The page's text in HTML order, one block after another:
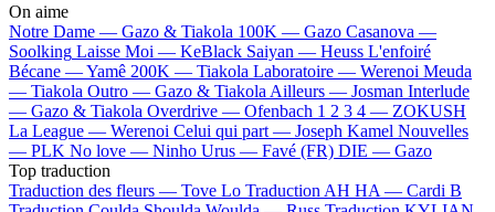
On aime
Notre Dame — Gazo & Tiakola 100K — Gazo Casanova —
Soolking Laisse Moi — KeBlack Saiyan — Heuss L'enfoiré
Bécane —Yamê 200K — Tiakola Laboratoire — Werenoi Meuda
— Tiakola Outro — Gazo & Tiakola Ailleurs — Josman Interlude
— Gazo & Tiakola Overdrive — Ofenbach 1 2 3 4 — ZOKUSH
La League — Werenoi Celui qui part — Joseph Kamel Nouvelles
— PLK No love — Ninho Urus — Favé (FR) DIE — Gazo
Top traduction
Traduction des fleurs — Tove Lo Traduction AH HA — Cardi B